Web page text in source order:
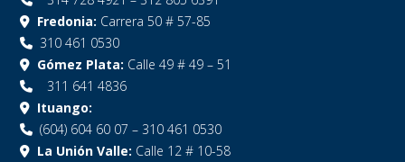
Fredonia: Carrera 50 # 57-85
310 461 0530
Gómez Plata: Calle 49 # 49 – 51
311 641 4836
Ituango:
(604) 604 60 07 – 310 461 0530
La Unión Valle: Calle 12 # 10-58